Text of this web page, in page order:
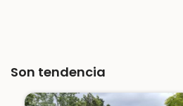
Son tendencia